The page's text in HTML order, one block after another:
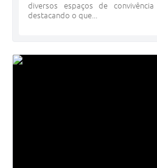
diversos espaços de
destacando o que...